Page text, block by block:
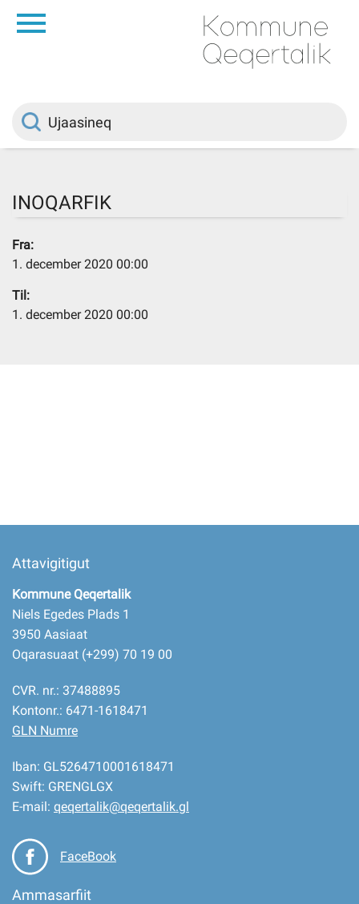
Innuttaasunut
Ileqqoreqqusat
INOQARFIK
Fra:
1. december 2020 00:00
Til:
1. december 2020 00:00
Attavigitigut
Kommune Qeqertalik
Niels Egedes Plads 1
3950 Aasiaat
Oqarasuaat (+299) 70 19 00
CVR. nr.: 37488895
Kontonr.: 6471-1618471
GLN Numre
Iban: GL5264710001618471
Swift: GRENGLGX
E-mail: qeqertalik@qeqertalik.gl
FaceBook
Ammasarfiit